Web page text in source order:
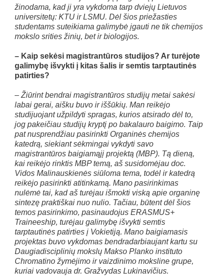
žinodama, kad ji yra vykdoma tarp dviejų Lietuvos
universitetų: KTU ir LSMU. Dėl šios priežasties
studentams suteikiama galimybė įgauti ne tik chemijos
mokslo srities žinių, bet ir biologijos.
– Kaip sekėsi magistrantūros studijos? Ar turėjote
galimybę išvykti į kitas šalis ir semtis tarptautinės
patirties?
– Žiūrint bendrai magistrantūros studijų metai sakėsi
labai gerai, aišku buvo ir iššūkių. Man reikėjo
studijuojant užpildyti spragas, kurios atsirado dėl to,
jog pakeičiau studijų kryptį po bakalauro baigimo. Taip
pat nusprendžiau pasirinkti Organinės chemijos
katedrą, siekiant sėkmingai vykdyti savo
magistrantūros baigiamąjį projektą (MBP). Tą dieną,
kai reikėjo rinktis MBP temą, aš susidomėjau doc.
Vidos Malinauskienės siūloma tema, todėl ir katedrą
reikėjo pasirinkti atitinkamą. Mano pasirinkimas
nulėmė tai, kad aš turėjau išmokti viską apie organinę
sintezę praktiškai nuo nulio. Tačiau, būtent dėl šios
temos pasirinkimo, pasinaudojus ERASMUS+
Traineeship, turėjau galimybę išvykti semtis
tarptautinės patirties į Vokietiją. Mano baigiamasis
projektas buvo vykdomas bendradarbiaujant kartu su
Daugiadisciplinių mokslų Makso Planko instituto
Chromatino žymėjimo ir vaizdinimo moksline grupe,
kuriai vadovauja dr. Gražvydas Lukinavičius.